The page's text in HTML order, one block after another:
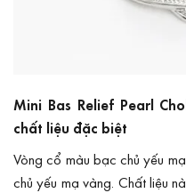
Mini Bas Relief Pearl
chất liệu đặc biệt
Vòng cổ màu bạc chủ yếu
chủ yếu mạ vàng. Chất liệu